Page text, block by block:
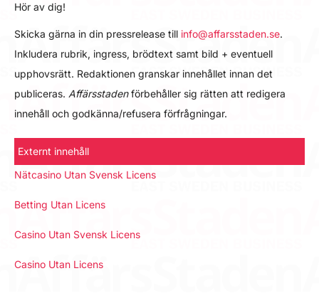
Hör av dig!
Skicka gärna in din pressrelease till info@affarsstaden.se.
Inkludera rubrik, ingress, brödtext samt bild + eventuell
upphovsrätt. Redaktionen granskar innehållet innan det
publiceras. Affärsstadenförbehåller sig rätten att redigera
innehåll och godkänna/refusera förfrågningar.
Externt innehåll
Nätcasino Utan Svensk Licens
Betting Utan Licens
Casino Utan Svensk Licens
Casino Utan Licens